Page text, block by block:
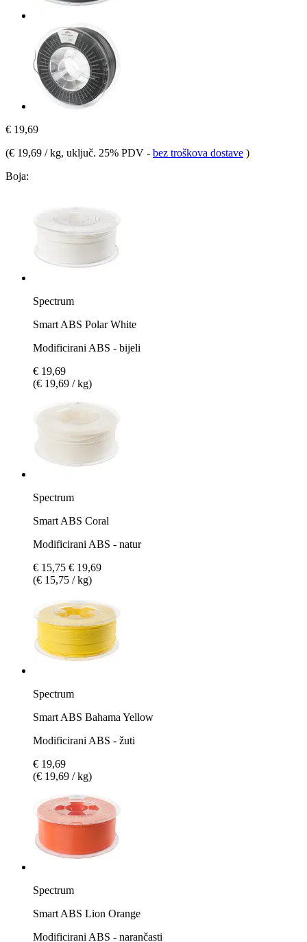
€ 19,69
(€ 19,69 / kg, uključ. 25% PDV - bez troškova dostave )
Boja:
Spectrum
Smart ABS Polar White
Modificirani ABS - bijeli
€ 19,69
(€ 19,69 / kg)
Spectrum
Smart ABS Coral
Modificirani ABS - natur
€ 15,75 € 19,69
(€ 15,75 / kg)
Spectrum
Smart ABS Bahama Yellow
Modificirani ABS - žuti
€ 19,69
(€ 19,69 / kg)
Spectrum
Smart ABS Lion Orange
Modificirani ABS - narančasti